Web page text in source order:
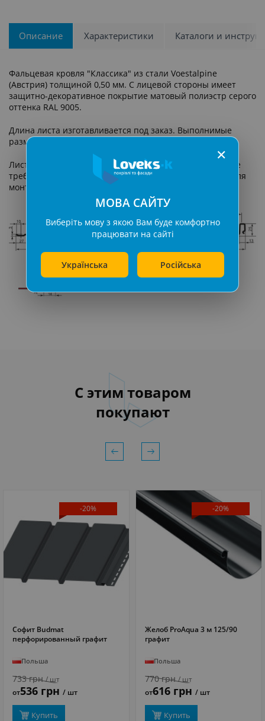
Описание Характеристики Каталоги и
Фальцевая кровля "Классика" из стали Voestalpine
(Австрия) толщиной 0,50 мм. С лицевой стороны имеет
защитно-декоративное покрытие матовый полиэстр серого
оттенка RAL 9005.
Длина листа изготавливается под заказ. Выполнимые
размеры от 700 до 12000 мм.
Листы фальцевой кровли имеют замок «клик-фальц», не
требующий применения специальных инструментов для
монтажа.
С этим товаром
покупают
-20%
ПОДРОБНЕЕ
Софит Budmat
перфорированный графит
Польша
733 грн/ шт
от536 грн / шт
Купить
-20%
ПОДРОБНЕЕ
Желоб ProAqua 3 м 125/90
графит
Польша
770 грн/ шт
от616 грн / шт
Купить
✕
МОВА САЙТУ
Виберіть мову з якою Вам буде комфортно
працювати на сайті
Українська Російська